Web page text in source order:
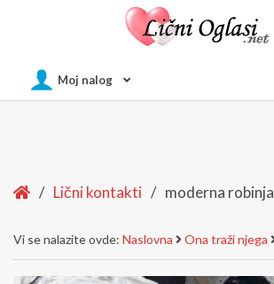
Moj nalog
Home
/ Lični kontakti / moderna robinja
Vi se nalazite ovde: Naslovna Ona traži njega